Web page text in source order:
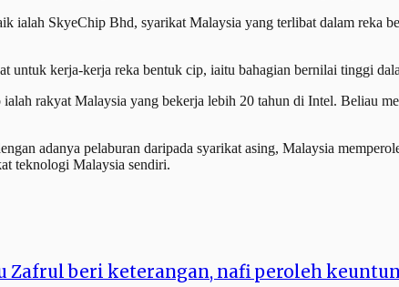
ialah SkyeChip Bhd, syarikat Malaysia yang terlibat dalam reka
untuk kerja-kerja reka bentuk cip, iaitu bahagian bernilai tinggi
rakyat Malaysia yang bekerja lebih 20 tahun di Intel. Beliau
adanya pelaburan daripada syarikat asing, Malaysia
teknologi Malaysia sendiri.
Zafrul beri keterangan, nafi peroleh